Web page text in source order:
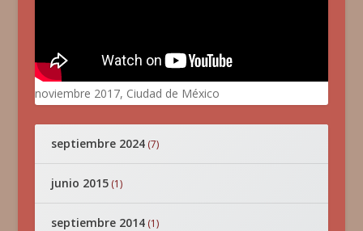
noviembre 2017, Ciudad de México
septiembre 2024(7)
junio 2015(1)
septiembre 2014(1)